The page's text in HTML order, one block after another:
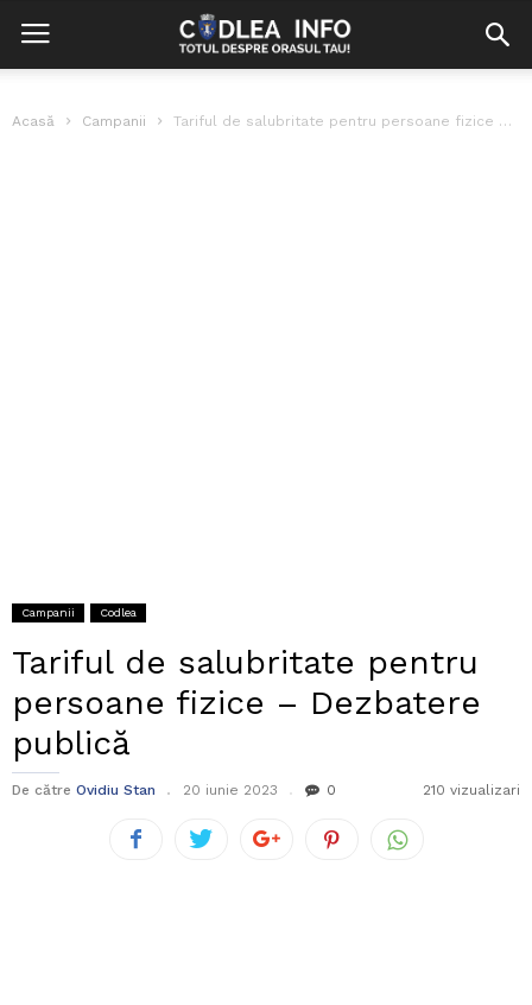
Acasă Campanii Tariful de salubritate pentru persoane fizice – Dezbatere publică
Campanii Codlea
Tariful de salubritate pentru
persoane fizice – Dezbatere
publică
De către Ovidiu Stan 20 iunie 2023 0 210 vizualizari